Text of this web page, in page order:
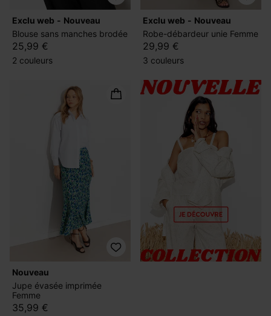
exclu web
nouveau
Blouse sans manches brodée
25,99 €
2 couleurs
exclu web
nouveau
Robe-débardeur unie Femme
29,99 €
3 couleurs
nouveau
Jupe évasée imprimée
Femme
35,99 €